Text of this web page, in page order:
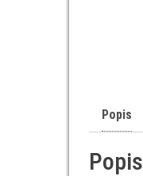
Popis
Popis